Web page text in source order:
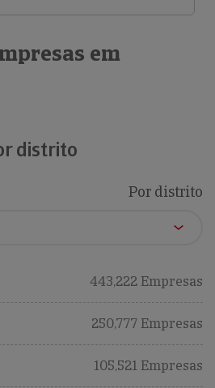
em
distrito
Por distrito
443,222 Empresas
250,777 Empresas
105,521 Empresas